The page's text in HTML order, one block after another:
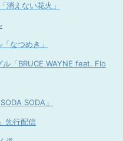
えない花火」
なつめき」
ル「BRUCE WAYNE feat. Flo
SODA」
先行配信